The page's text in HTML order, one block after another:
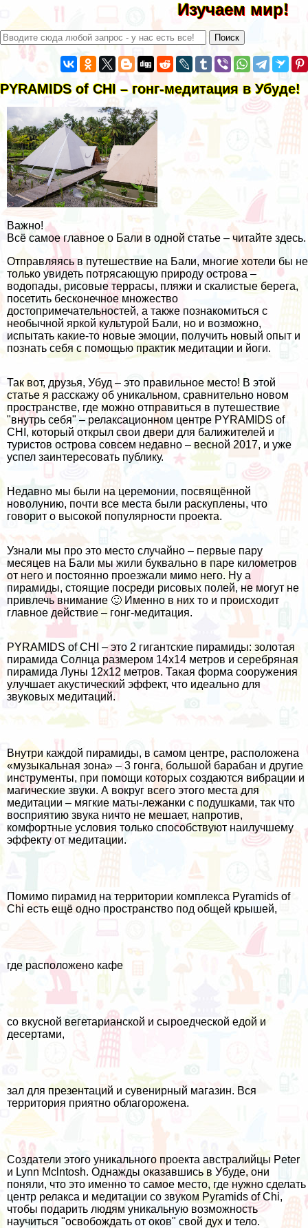
Изучаем мир!
PYRAMIDS of CHI – гонг-медитация в Убуде!
Важно!
Всё самое главное о Бали в одной статье – читайте здесь.
Отправляясь в путешествие на Бали, многие хотели бы не
только увидеть потрясающую природу острова –
водопады, рисовые террасы, пляжи и скалистые берега,
посетить бесконечное множество
достопримечательностей, а также познакомиться с
необычной яркой культурой Бали, но и возможно,
испытать какие-то новые эмоции, получить новый опыт и
познать себя с помощью практик медитации и йоги.
Так вот, друзья, Убуд – это правильное место! В этой
статье я расскажу об уникальном, сравнительно новом
пространстве, где можно отправиться в путешествие
"внутрь себя" – релаксационном центре PYRAMIDS of
CHI, который открыл свои двери для балижителей и
туристов острова совсем недавно – весной 2017, и уже
успел заинтересовать публику.
Недавно мы были на церемонии, посвящённой
новолунию, почти все места были раскуплены, что
говорит о высокой популярности проекта.
Узнали мы про это место случайно – первые пару
месяцев на Бали мы жили буквально в паре километров
от него и постоянно проезжали мимо него. Ну а
пирамиды, стоящие посреди рисовых полей, не могут не
привлечь внимание 🙂 Именно в них то и происходит
главное действие – гонг-медитация.
PYRAMIDS of CHI – это 2 гигантские пирамиды: золотая
пирамида Солнца размером 14х14 метров и серебряная
пирамида Луны 12х12 метров. Такая форма сооружения
улучшает акустический эффект, что идеально для
звуковых медитаций.
Внутри каждой пирамиды, в самом центре, расположена
«музыкальная зона» – 3 гонга, большой барабан и другие
инструменты, при помощи которых создаются вибрации и
магические звуки. А вокруг всего этого места для
медитации – мягкие маты-лежанки с подушками, так что
восприятию звука ничто не мешает, напротив,
комфортные условия только способствуют наилучшему
эффекту от медитации.
Помимо пирамид на территории комплекса Pyramids of
Chi есть ещё одно пространство под общей крышей,
где расположено кафе
со вкусной вегетарианской и сыроедческой едой и
десертами,
зал для презентаций и сувенирный магазин. Вся
территория приятно облагорожена.
Создатели этого уникального проекта австралийцы Peter
и Lynn Mclntosh. Однажды оказавшись в Убуде, они
поняли, что это именно то самое место, где нужно сделать
центр релакса и медитации со звуком Pyramids of Chi,
чтобы подарить людям уникальную возможность
научиться "освобождать от оков" свой дух и тело.